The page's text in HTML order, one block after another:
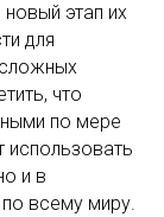
этап их
для
сложных
что
по мере
использовать
и в
по всему миру.